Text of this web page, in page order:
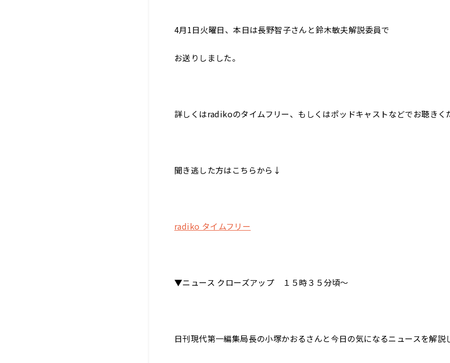
4月1日火曜日、本日は長野智子さんと鈴木敏夫解説委員で
お送りしました。
詳しくはradikoのタイムフリー、もしくはポッドキャストなどでお聴きく
聞き逃した方はこちらから↓
radiko タイムフリー
▼ニュース クローズアップ １５時３５分頃～
日刊現代第一編集局長の小塚かおるさんと今日の気になるニュースを解説